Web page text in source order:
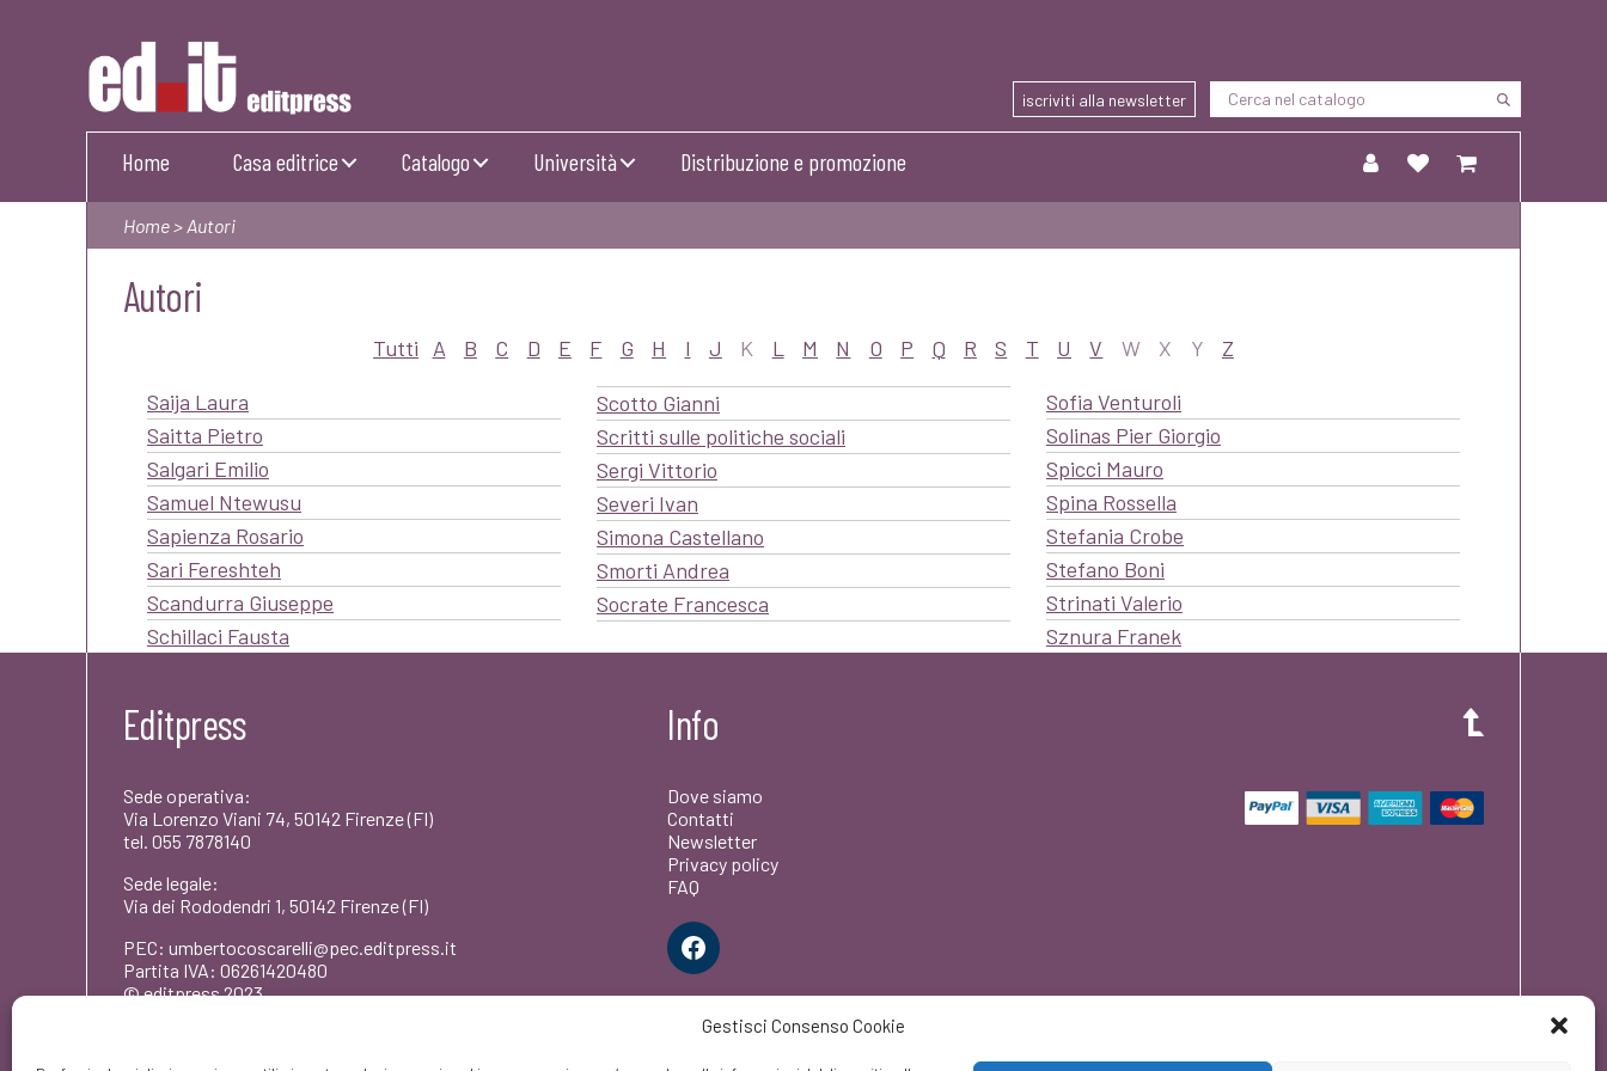
Gestisci Consenso Cookie
Editpress
iscriviti alla newsletter
Home Casa editrice Catalogo Università Distribuzione e promozione
Home> Autori
Autori
Tutti A B C D E F G H I J K L M N O P Q R S T U V W X Y Z
Saija Laura
Saitta Pietro
Salgari Emilio
Samuel Ntewusu
Sapienza Rosario
Sari Fereshteh
Scandurra Giuseppe
Schillaci Fausta
Scotto Gianni
Scritti sulle politiche sociali
Sergi Vittorio
Severi Ivan
Simona Castellano
Smorti Andrea
Socrate Francesca
Sofia Venturoli
Solinas Pier Giorgio
Spicci Mauro
Spina Rossella
Stefania Crobe
Stefano Boni
Strinati Valerio
Sznura Franek
Editpress
Sede operativa:
Via Lorenzo Viani 74, 50142 Firenze (FI)
tel. 055 7878140
Sede legale:
Via dei Rododendri 1, 50142 Firenze (FI)
PEC: umbertocoscarelli@pec.editpress.it
Partita IVA: 06261420480
© editpress 2023
Info
Dove siamo
Contatti
Newsletter
Privacy policy
FAQ
Facebook